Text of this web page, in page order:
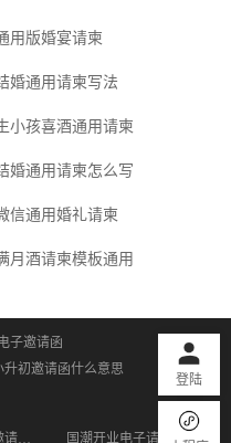
登陆
用版婚宴请柬
婚通用请柬写法
小孩喜酒通用请柬
婚通用请柬怎么写
信通用婚礼请柬
月酒请柬模板通用
子邀请函
升初邀请函什么意思
现在的家长会邀请函都写什么 国潮开业电子请柬模板封神！用对工具，顾客主动找上门✨